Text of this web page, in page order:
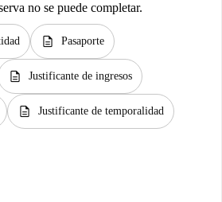
no se puede completar.
description Pasaporte
description Justificante de ingresos
description Justificante de temporalidad